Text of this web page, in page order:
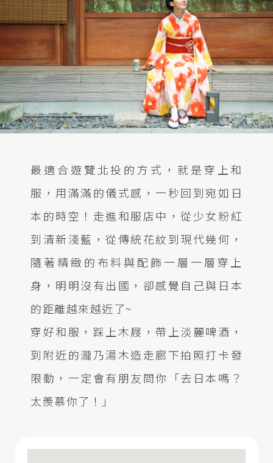
最適合遊覽北投的方式，就是穿上和
服，用滿滿的儀式感，一秒回到宛如日
本的時空！走進和服店中，從少女粉紅
到清新淺藍，從傳統花紋到現代幾何，
隨著精緻的布料與配飾一層一層穿上
身，明明沒有出國，卻感覺自己與日本
的距離越來越近了~
穿好和服，踩上木屐，帶上淡麗啤酒，
到附近的瀧乃湯木造走廊下拍照打卡發
限動，一定會有朋友問你「去日本嗎？
太羨慕你了！」